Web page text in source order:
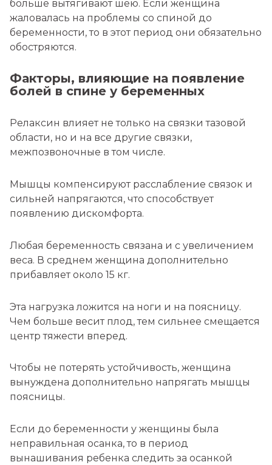
больше вытягивают шею. Если женщина
жаловалась на проблемы со спиной до
беременности, то в этот период они обязательно
обостряются.
Факторы, влияющие на появление
болей в спине у беременных
Релаксин влияет не только на связки тазовой
области, но и на все другие связки,
межпозвоночные в том числе.
Мышцы компенсируют расслабление связок и
сильней напрягаются, что способствует
появлению дискомфорта.
Любая беременность связана и с увеличением
веса. В среднем женщина дополнительно
прибавляет около 15 кг.
Эта нагрузка ложится на ноги и на поясницу.
Чем больше весит плод, тем сильнее смещается
центр тяжести вперед.
Чтобы не потерять устойчивость, женщина
вынуждена дополнительно напрягать мышцы
поясницы.
Если до беременности у женщины была
неправильная осанка, то в период
вынашивания ребенка следить за осанкой